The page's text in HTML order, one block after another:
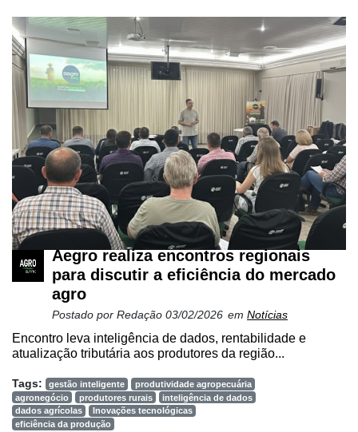
Aegro realiza encontros regionais
para discutir a eficiência do mercado
agro
Postado por Redação 03/02/2026 em Notícias
Encontro leva inteligência de dados, rentabilidade e
atualização tributária aos produtores da região...
Tags: gestão inteligente
produtividade agropecuária
agronegócio
produtores rurais
inteligência de dados
dados agrícolas
Inovações tecnológicas
eficiência da produção